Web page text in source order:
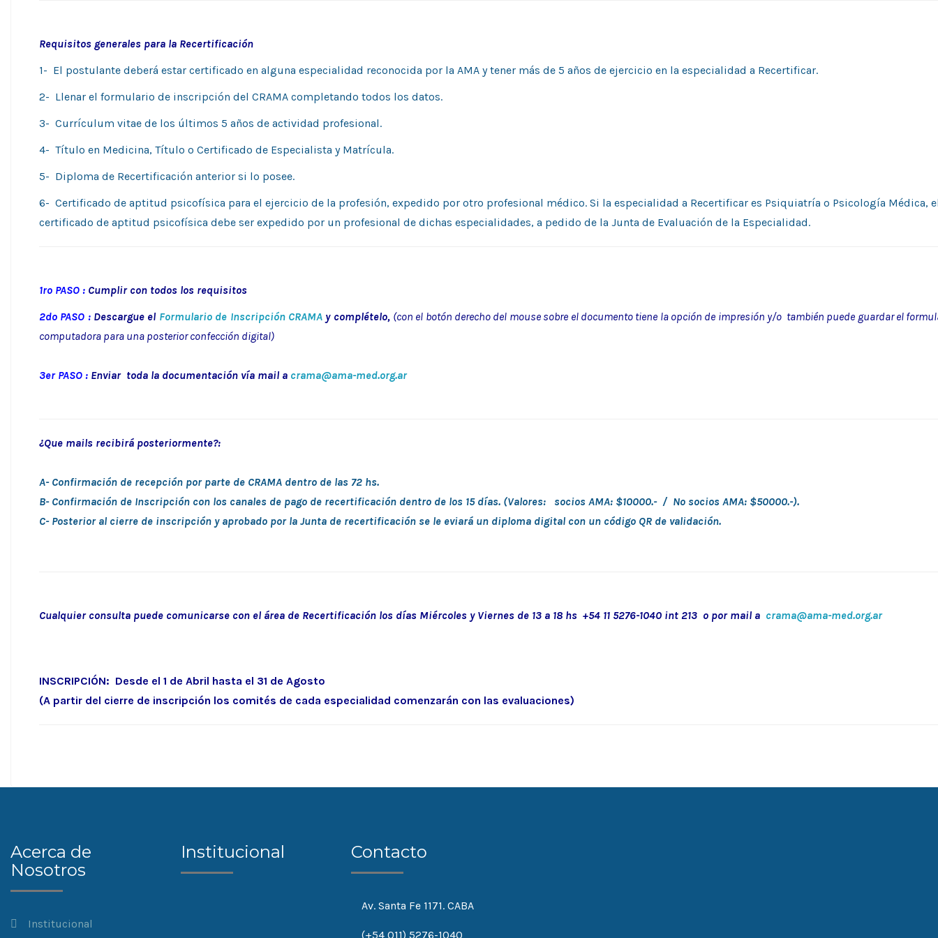
Requisitos generales para la Recertificación
1- El postulante deberá estar certificado en alguna especialidad reconocida por la AMA y tener más de 5 años de ejercicio en la especialidad a Recertificar.
2- Llenar el formulario de inscripción del CRAMA completando todos los datos.
3- Currículum vitae de los últimos 5 años de actividad profesional.
4- Título en Medicina, Título o Certificado de Especialista y Matrícula.
5- Diploma de Recertificación anterior si lo posee.
6- Certificado de aptitud psicofísica para el ejercicio de la profesión, expedido por otro profesional médico. Si la especialidad a Recertificar es Psiquiatría o Psicología Médica,
certificado de aptitud psicofísica debe ser expedido por un profesional de dichas especialidades, a pedido de la Junta de Evaluación de la Especialidad.
1ro PASO : Cumplir con todos los requisitos
2do PASO :Descargue el Formulario de Inscripción CRAMAy complételo, (con el botón derecho del mouse sobre el documento tiene la opción de impresión y/o también puede guardar el
computadora para una posterior confección digital)
3er PASO : Enviar toda la documentación vía mail a crama@ama-med.org.ar
¿Que mails recibirá posteriormente?:
A- Confirmación de recepción por parte de CRAMA dentro de las 72 hs.
B- Confirmación de Inscripción con los canales de pago de recertificación dentro de los 15 días. (Valores: socios AMA: $10000.- / No socios AMA: $50000.-).
C- Posterior al cierre de inscripción y aprobado por la Junta de recertificación se le eviará un diploma digital con un código QR de validación.
Cualquier consulta puede comunicarse con el área de Recertificación los días Miércoles y Viernes de 13 a 18 hs +54 11 5276-1040 int 213 o por mail a crama@ama-med.org.ar
INSCRIPCIÓN: Desde el 1 de Abril hasta el 31 de Agosto
(A partir del cierre de inscripción los comités de cada especialidad comenzarán con las evaluaciones)
Acerca de
Nosotros
Institucional
Institucional Contacto
Av. Santa Fe 1171. CABA
(+54 011) 5276-1040